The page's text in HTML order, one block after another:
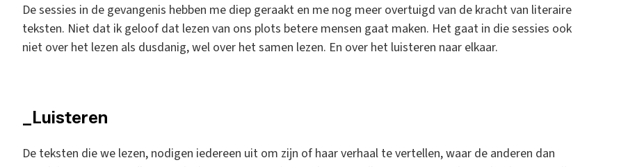
De sessies in de gevangenis hebben me diep geraakt en me nog meer overtuigd van de kracht van literaire
teksten. Niet dat ik geloof dat lezen van ons plots betere mensen gaat maken. Het gaat in die sessies ook
niet over het lezen als dusdanig, wel over het samen lezen. En over het luisteren naar elkaar.
_Luisteren
De teksten die we lezen, nodigen iedereen uit om zijn of haar verhaal te vertellen, waar de anderen dan